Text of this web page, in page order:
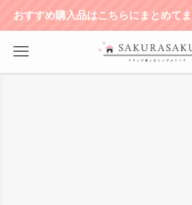
おすすめ購入品はこちらにまとめて